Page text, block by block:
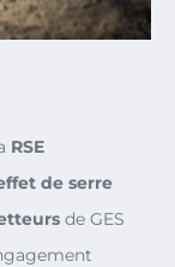
RSE
de serre
de GES